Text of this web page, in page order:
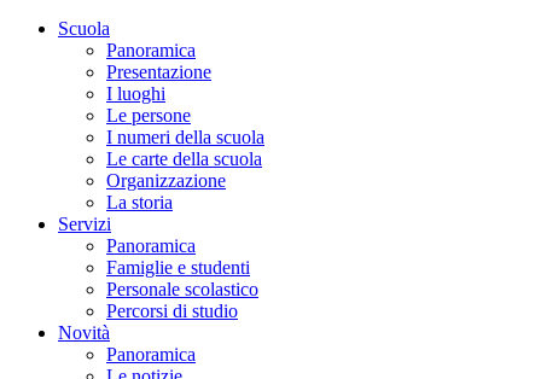
Scuola
Panoramica
Presentazione
I luoghi
Le persone
I numeri della scuola
Le carte della scuola
Organizzazione
La storia
Servizi
Panoramica
Famiglie e studenti
Personale scolastico
Percorsi di studio
Novità
Panoramica